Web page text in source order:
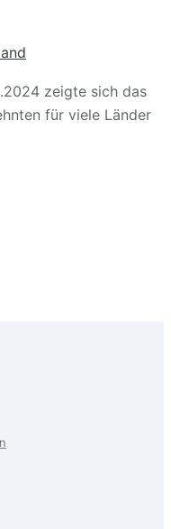
zeigte sich das
für viele Länder